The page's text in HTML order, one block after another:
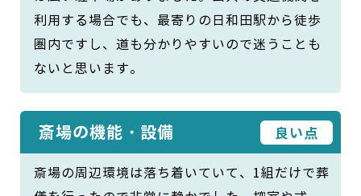
利用する場合でも、最寄りの日和田駅から徒歩
圏内ですし、道も分かりやすいので迷うことも
ないと思います。
斎場の機能・設備 良い点
斎場の周辺環境は落ち着いていて、1組だけで葬